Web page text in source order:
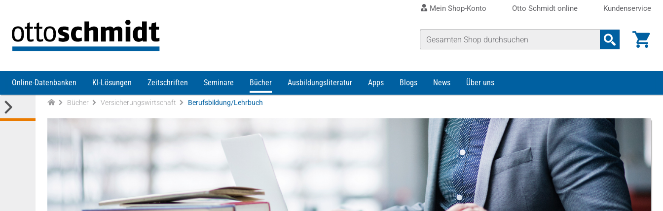
Mein Shop-Konto Otto Schmidt online Kundenservice
Online-Datenbanken KI-Lösungen Zeitschriften Seminare Bücher Ausbildungsliteratur Apps Blogs News Über uns
Bücher Versicherungswirtschaft Berufsbildung/Lehrbuch